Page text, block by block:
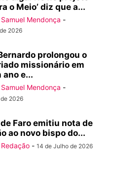
o Meio’ diz que a...
Samuel Mendonça -
2026
prolongou o
missionário em
ano e...
Samuel Mendonça -
2026
Faro emitiu nota de
ao novo bispo do...
Redação - 14 de Julho de 2026